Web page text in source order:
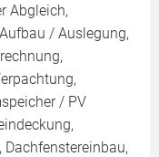
Abgleich,
/ Auslegung,
/ PV